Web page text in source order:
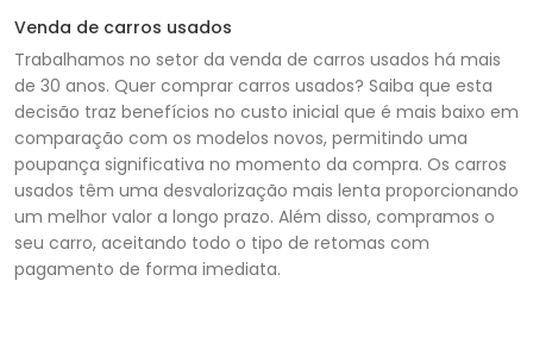
Venda de carros usados
Trabalhamos no setor da venda de carros usados há mais
de 30 anos. Quer comprar carros usados? Saiba que esta
decisão traz benefícios no custo inicial que é mais baixo em
comparação com os modelos novos, permitindo uma
poupança significativa no momento da compra. Os carros
usados ​​têm uma desvalorização mais lenta proporcionando
um melhor valor a longo prazo. Além disso, compramos o
seu carro, aceitando todo o tipo de retomas com
pagamento de forma imediata.